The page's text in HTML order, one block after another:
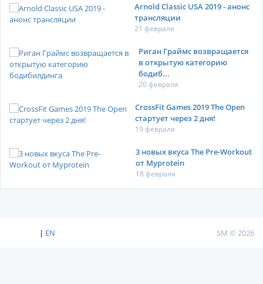
Arnold Classic USA 2019 - анонс
трансляции
21 февраля
Риган Граймс возвращается
в открытую категорию
бодиб...
20 февраля
CrossFit Games 2019 The Open
стартует через 2 дня!
19 февраля
3 новых вкуса The Pre-Workout
от Myprotein
18 февраля
| EN SM © 2026